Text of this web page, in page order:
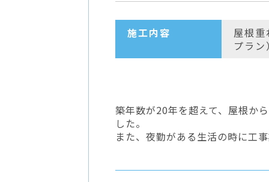
施工内容
屋根
プラン
築年数が20年を超えて、屋根か
した。
また、夜勤がある生活の時に工